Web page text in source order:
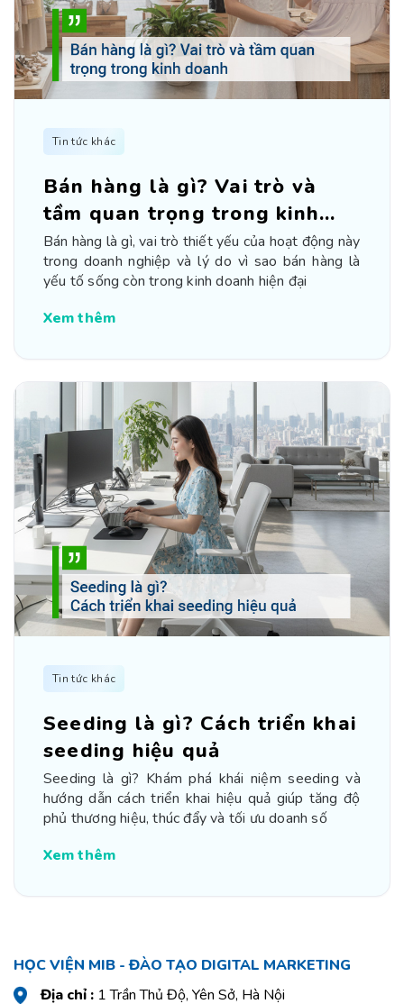
Tin tức khác
Bán hàng là gì? Vai trò và
tầm quan trọng trong kinh
doanh
Bán hàng là gì, vai trò thiết yếu của hoạt động này
trong doanh nghiệp và lý do vì sao bán hàng là
yếu tố sống còn trong kinh doanh hiện đại
Xem thêm
Tin tức khác
Seeding là gì? Cách triển khai
seeding hiệu quả
Seeding là gì? Khám phá khái niệm seeding và
hướng dẫn cách triển khai hiệu quả giúp tăng độ
phủ thương hiệu, thúc đẩy và tối ưu doanh số
Xem thêm
HỌC VIỆN MIB - ĐÀO TẠO DIGITAL MARKETING
Địa chỉ : 1 Trần Thủ Độ, Yên Sở, Hà Nội